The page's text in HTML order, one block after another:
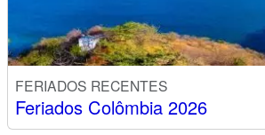
FERIADOS RECENTES
Feriados Colômbia 2026